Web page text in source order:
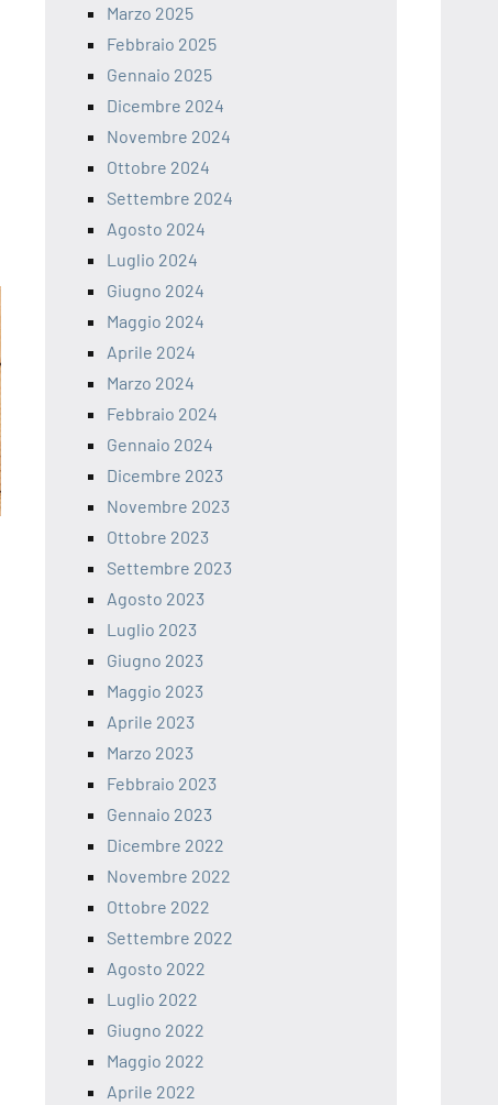
Marzo 2025
Febbraio 2025
Gennaio 2025
Dicembre 2024
Novembre 2024
Ottobre 2024
Settembre 2024
Agosto 2024
Luglio 2024
Giugno 2024
Maggio 2024
Aprile 2024
Marzo 2024
Febbraio 2024
Gennaio 2024
Dicembre 2023
Novembre 2023
Ottobre 2023
Settembre 2023
Agosto 2023
Luglio 2023
Giugno 2023
Maggio 2023
Aprile 2023
Marzo 2023
Febbraio 2023
Gennaio 2023
Dicembre 2022
Novembre 2022
Ottobre 2022
Settembre 2022
Agosto 2022
Luglio 2022
Giugno 2022
Maggio 2022
Aprile 2022